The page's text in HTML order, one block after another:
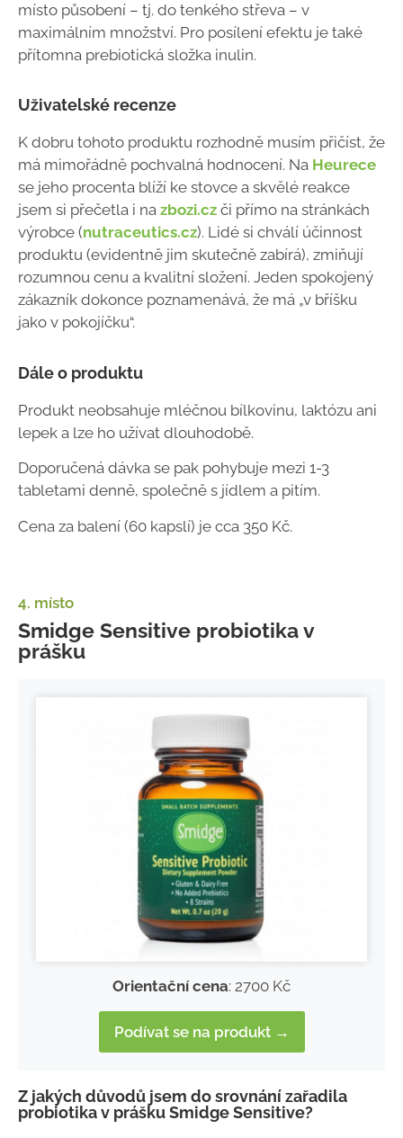
místo působení – tj. do tenkého střeva – v
maximálním množství. Pro posílení efektu je také
přítomna prebiotická složka inulin.
Uživatelské recenze
K dobru tohoto produktu rozhodně musím přičíst, že
má mimořádně pochvalná hodnocení. Na Heurece
se jeho procenta blíží ke stovce a skvělé reakce
jsem si přečetla i na zbozi.cz či přímo na stránkách
výrobce (nutraceutics.cz). Lidé si chválí účinnost
produktu (evidentně jim skutečně zabírá), zmiňují
rozumnou cenu a kvalitní složení. Jeden spokojený
zákazník dokonce poznamenává, že má „v bříšku
jako v pokojíčku“.
Dále o produktu
Produkt neobsahuje mléčnou bílkovinu, laktózu ani
lepek a lze ho užívat dlouhodobě.
Doporučená dávka se pak pohybuje mezi 1-3
tabletami denně, společně s jídlem a pitím.
Cena za balení (60 kapslí) je cca 350 Kč.
4. místo
Smidge Sensitive probiotika v
prášku
Orientační cena: 2700 Kč
Podívat se na produkt →
Z jakých důvodů jsem do srovnání zařadila
probiotika v prášku Smidge Sensitive?